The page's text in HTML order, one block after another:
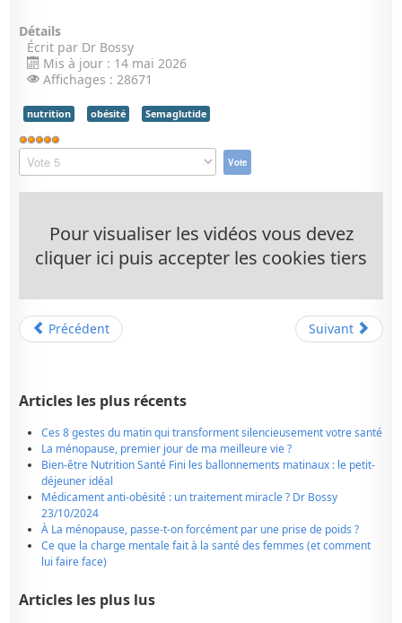
Détails
Écrit par Dr Bossy
Mis à jour : 14 mai 2026
Affichages : 28671
nutrition obésité Semaglutide
Vote
utilisateur:
Veuillez
voter
Pour visualiser les vidéos vous devez
cliquer ici puis accepter les cookies tiers
Précédent Suivant
Articles les plus récents
Ces 8 gestes du matin qui transforment silencieusement votre santé
La ménopause, premier jour de ma meilleure vie ?
Bien-être Nutrition Santé Fini les ballonnements matinaux : le petit-
déjeuner idéal
Médicament anti-obésité : un traitement miracle ? Dr Bossy
23/10/2024
À La ménopause, passe-t-on forcément par une prise de poids ?
Ce que la charge mentale fait à la santé des femmes (et comment
lui faire face)
Articles les plus lus